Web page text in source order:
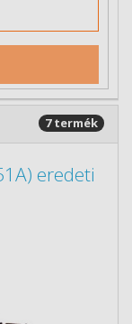
7 termék
eredeti